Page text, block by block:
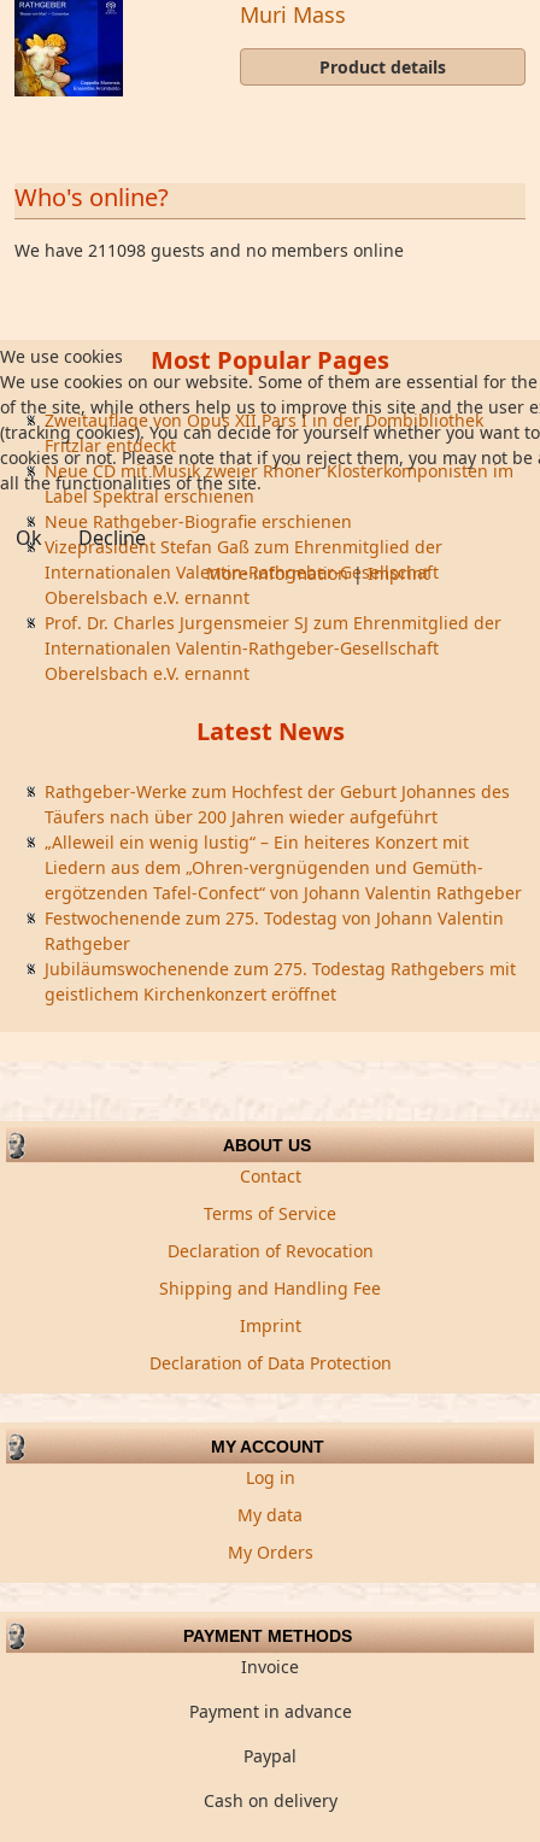
Muri Mass
Product details
Who's online?
We have 211098 guests and no members online
Most Popular Pages
Zweitauflage von Opus XII Pars I in der Dombibliothek
Fritzlar entdeckt
Neue CD mit Musik zweier Rhöner Klosterkomponisten im
Label Spektral erschienen
Neue Rathgeber-Biografie erschienen
Vizepräsident Stefan Gaß zum Ehrenmitglied der
Internationalen Valentin-Rathgeber-Gesellschaft
Oberelsbach e.V. ernannt
Prof. Dr. Charles Jurgensmeier SJ zum Ehrenmitglied der
Internationalen Valentin-Rathgeber-Gesellschaft
Oberelsbach e.V. ernannt
Latest News
Rathgeber-Werke zum Hochfest der Geburt Johannes des
Täufers nach über 200 Jahren wieder aufgeführt
„Alleweil ein wenig lustig“ – Ein heiteres Konzert mit
Liedern aus dem „Ohren-vergnügenden und Gemüth-
ergötzenden Tafel-Confect“ von Johann Valentin Rathgeber
Festwochenende zum 275. Todestag von Johann Valentin
Rathgeber
Jubiläumswochenende zum 275. Todestag Rathgebers mit
geistlichem Kirchenkonzert eröffnet
ABOUT US
Contact
Terms of Service
Declaration of Revocation
Shipping and Handling Fee
Imprint
Declaration of Data Protection
MY ACCOUNT
Log in
My data
My Orders
PAYMENT METHODS
Invoice
Payment in advance
Paypal
Cash on delivery
We use cookies
We use cookies on our website. Some of them are essential for
of the site, while others help us to improve this site and the user
(tracking cookies). You can decide for yourself whether you want
cookies or not. Please note that if you reject them, you may not be
all the functionalities of the site.
Ok Decline
More information|Imprint